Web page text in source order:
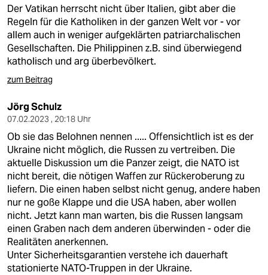
Der Vatikan herrscht nicht über Italien, gibt aber die
Regeln für die Katholiken in der ganzen Welt vor - vor
allem auch in weniger aufgeklärten patriarchalischen
Gesellschaften. Die Philippinen z.B. sind überwiegend
katholisch und arg überbevölkert.
zum Beitrag
Jörg Schulz
07.02.2023 , 20:18 Uhr
Ob sie das Belohnen nennen ..... Offensichtlich ist es der
Ukraine nicht möglich, die Russen zu vertreiben. Die
aktuelle Diskussion um die Panzer zeigt, die NATO ist
nicht bereit, die nötigen Waffen zur Rückeroberung zu
liefern. Die einen haben selbst nicht genug, andere haben
nur ne goße Klappe und die USA haben, aber wollen
nicht. Jetzt kann man warten, bis die Russen langsam
einen Graben nach dem anderen überwinden - oder die
Realitäten anerkennen.
Unter Sicherheitsgarantien verstehe ich dauerhaft
stationierte NATO-Truppen in der Ukraine.